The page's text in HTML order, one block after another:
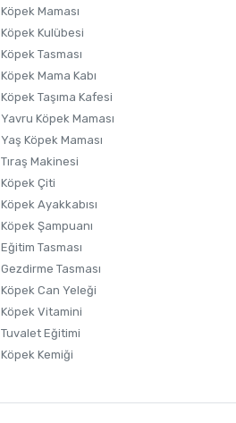
Ürünü Satın Al ve Yorumla
Gönder
Köpek Maması
Köpek Kulübesi
Köpek Tasması
Köpek Mama Kabı
Köpek Taşıma Kafesi
Yavru Köpek Maması
Yaş Köpek Maması
Tıraş Makinesi
Köpek Çiti
Köpek Ayakkabısı
Köpek Şampuanı
Eğitim Tasması
Gezdirme Tasması
Köpek Can Yeleği
Köpek Vitamini
Tuvalet Eğitimi
Köpek Kemiği